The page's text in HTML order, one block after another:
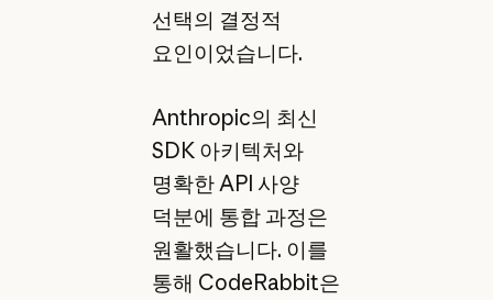
선택의 결정적
요인이었습니다.
Anthropic의 최신
SDK 아키텍처와
명확한 API 사양
덕분에 통합 과정은
원활했습니다. 이를
통해 CodeRabbit은